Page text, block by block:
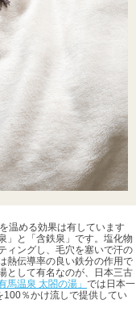
温める効果は有しています
」と「含鉄泉」です。塩化物
ィングし、毛穴を塞いで汗の
熱伝導率の良い鉄分の作用で
として有名なのが、日本三古
有馬温泉 太閤の湯」 では日本一
100％かけ流しで提供してい